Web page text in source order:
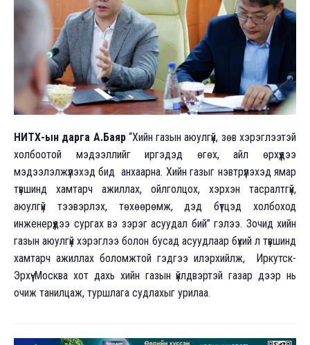
НИТХ-ын дарга А.Баяр“Хийн газын аюулгүй, зөв хэрэглээтэй
холбоотой мэдээллийг иргэдэд өгөх, айл өрхүүдээ
мэдээлэлжүүлэхэд бид анхаарна. Хийн газыг нэвтрүүлэхэд ямар
түвшинд хамтарч ажиллах, ойлголцох, хэрхэн тасралтгүй,
аюулгүй тээвэрлэх, төхөөрөмж, дэд бүтцэд холбоход
инженерүүдээ сургах вэ зэрэг асуудал бий” гэлээ. Зочид хийн
газын аюулгүй хэрэглээ болон бусад асуудлаар бүхий л түвшинд
хамтарч ажиллах боломжтой гэдгээ илэрхийлж, Иркутск-
Эрхүү-Москва хот дахь хийн газын үйлдвэртэй газар дээр нь
очиж танилцаж, туршлага судлахыг урилаа.